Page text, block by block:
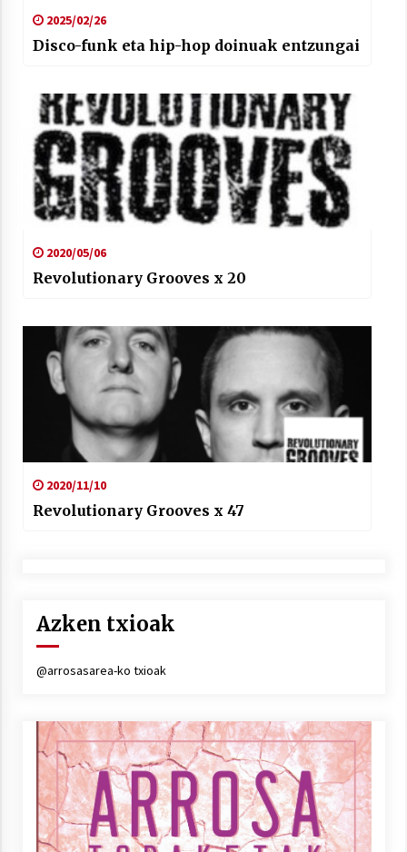
2025/02/26
Disco-funk eta hip-hop doinuak entzungai
2020/05/06
Revolutionary Grooves x 20
2020/11/10
Revolutionary Grooves x 47
Azken txioak
@arrosasarea-ko txioak